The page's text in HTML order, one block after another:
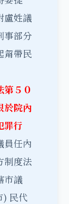
盧姓議
事部分
甮帶民
第５０
於院內
罪行
員任內
制度法
市議
) 民代